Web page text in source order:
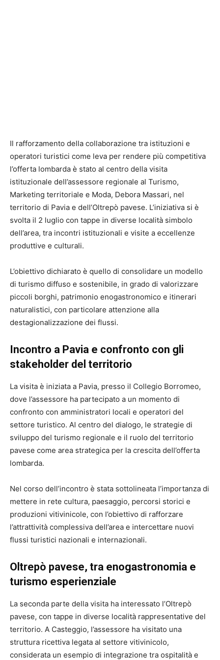
Il rafforzamento della collaborazione tra istituzioni e
operatori turistici come leva per rendere più competitiva
l’offerta lombarda è stato al centro della visita
istituzionale dell’assessore regionale al Turismo,
Marketing territoriale e Moda, Debora Massari, nel
territorio di Pavia e dell’Oltrepò pavese. L’iniziativa si è
svolta il 2 luglio con tappe in diverse località simbolo
dell’area, tra incontri istituzionali e visite a eccellenze
produttive e culturali.
L’obiettivo dichiarato è quello di consolidare un modello
di turismo diffuso e sostenibile, in grado di valorizzare
piccoli borghi, patrimonio enogastronomico e itinerari
naturalistici, con particolare attenzione alla
destagionalizzazione dei flussi.
Incontro a Pavia e confronto con gli
stakeholder del territorio
La visita è iniziata a Pavia, presso il Collegio Borromeo,
dove l’assessore ha partecipato a un momento di
confronto con amministratori locali e operatori del
settore turistico. Al centro del dialogo, le strategie di
sviluppo del turismo regionale e il ruolo del territorio
pavese come area strategica per la crescita dell’offerta
lombarda.
Nel corso dell’incontro è stata sottolineata l’importanza di
mettere in rete cultura, paesaggio, percorsi storici e
produzioni vitivinicole, con l’obiettivo di rafforzare
l’attrattività complessiva dell’area e intercettare nuovi
flussi turistici nazionali e internazionali.
Oltrepò pavese, tra enogastronomia e
turismo esperienziale
La seconda parte della visita ha interessato l’Oltrepò
pavese, con tappe in diverse località rappresentative del
territorio. A Casteggio, l’assessore ha visitato una
struttura ricettiva legata al settore vitivinicolo,
considerata un esempio di integrazione tra ospitalità e